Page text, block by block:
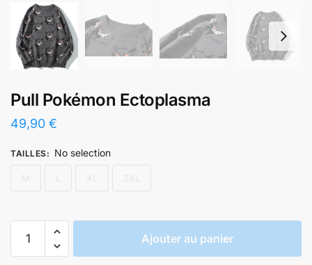
Pull Pokémon Ectoplasma
49,90 €
TAILLES: No selection
Ajouter au panier